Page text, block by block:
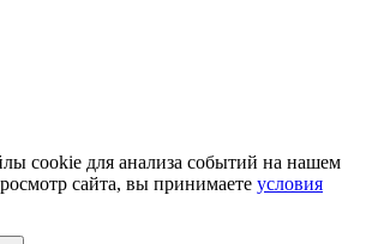
cookie для анализа событий на нашем
сайта, вы принимаете условия